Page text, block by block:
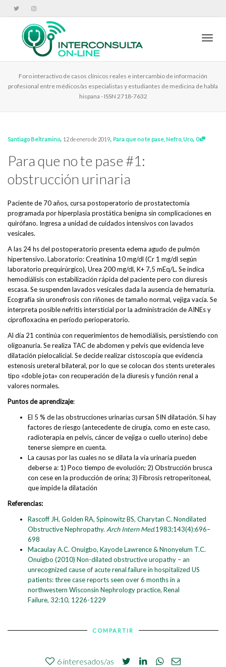
Foro interactivo de casos clínicos reales e intercambio de información
profesional entre médicos/as especialistas y estudiantes de medicina de habla
hispana - ISSN 2718-7632
Santiago Beltramino, 12 de enero de 2019, Para que no te pase, Nefro, Uro, 0
Para que no te pase #1:
obstrucción urinaria
Paciente de 70 años, cursa postoperatorio de prostatectomía
programada por hiperplasia prostática benigna sin complicaciones en
quirófano. Ingresa a unidad de cuidados intensivos con lavados
vesicales.
A las 24 hs del postoperatorio presenta edema agudo de pulmón
hipertensivo. Laboratorio: Creatinina 10 mg/dl (Cr 1 mg/dl según
laboratorio prequirúrgico), Urea 200 mg/dl, K+ 7,5 mEq/L. Se indica
hemodiálisis con estabilización rápida del paciente pero con diuresis
escasa. Se suspenden lavados vesicales dada la ausencia de hematuria.
Ecografía sin uronefrosis con riñones de tamaño normal, vejiga vacía. Se
interpreta posible nefritis intersticial por la administración de AINEs y
ciprofloxacina en período perioperatorio.
Al día 21 continúa con requerimientos de hemodiálisis, persistiendo con
oligoanuria. Se realiza TAC de abdomen y pelvis que evidencia leve
dilatación pielocalicial. Se decide realizar cistoscopía que evidencia
estenosis ureteral bilateral, por lo que se colocan dos stents ureterales
tipo «doble jota» con recuperación de la diuresis y función renal a
valores normales.
Puntos de aprendizaje:
El 5 % de las obstrucciones urinarias cursan SIN dilatación. Si hay
factores de riesgo (antecedente de cirugía, como en este caso,
radioterapia en pelvis, cáncer de vejiga o cuello uterino) debe
tenerse siempre en cuenta.
La causas por las cuales no se dilata la vía urinaria pueden
deberse a: 1) Poco tiempo de evolución; 2) Obstrucción brusca
con cese en la producción de orina; 3) Fibrosis retroperitoneal,
que impide la dilatación
Referencias:
Rascoff JH, Golden RA, Spinowitz BS, Charytan C. Nondilated
Obstructive Nephropathy. Arch Intern Med.1983;143(4):696–
698
Macaulay A.C. Onuigbo, Kayode Lawrence & Nnonyelum T.C.
Onuigbo (2010) Non-dilated obstructive uropathy – an
unrecognized cause of acute renal failure in hospitalized US
patients: three case reports seen over 6 months in a
northwestern Wisconsin Nephrology practice, Renal
Failure, 32:10, 1226-1229
COMPARTIR
6 interesados/as